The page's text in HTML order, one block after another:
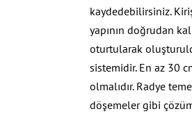
kaydedebilirsiniz.
yapının doğrudan
oturtularak
sistemidir. En az 30
olmalıdır. Radye
döşemeler gibi